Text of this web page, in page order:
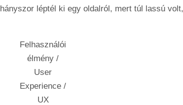
hányszor léptél ki egy oldalról, mert túl lassú
Felhasználói
élmény /
User
Experience /
UX